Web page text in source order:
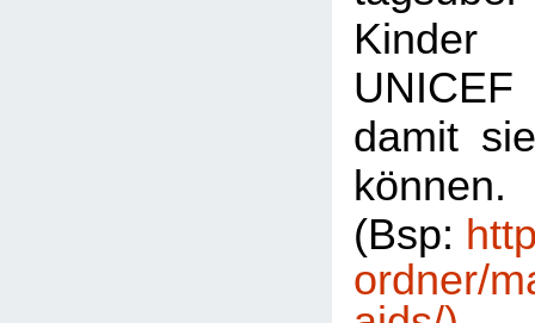
Kinder
UNICEF
damit
können.
(Bsp:
ordner/